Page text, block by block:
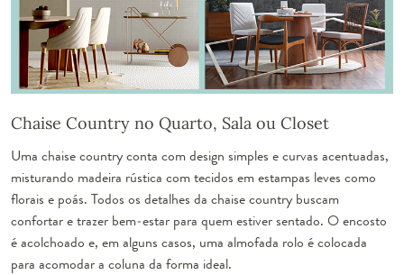
Chaise Country no Quarto, Sala ou Closet
Uma chaise countryconta com design simples e curvas acentuadas,
misturando madeira rústica com tecidos em estampas leves como
florais e poás. Todos os detalhes da chaise country buscam
confortar e trazer bem-estar para quem estiver sentado. O encosto
é acolchoado e, em alguns casos, uma almofada rolo é colocada
para acomodar a coluna da forma ideal.